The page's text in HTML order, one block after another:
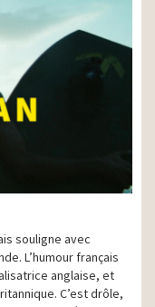
souligne avec
L’humour français
anglaise, et
C’est drôle,